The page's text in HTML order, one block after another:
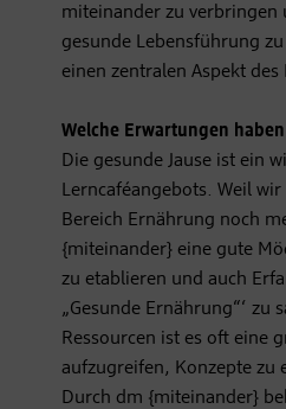
miteinander zu verbringen
gesunde Lebensführung
einen zentralen Aspekt des
Welche Erwartungen
Die gesunde Jause ist ein
Lerncaféangebots. Weil
Bereich Ernährung noch
{miteinander} eine gute
zu etablieren und auch
„Gesunde Ernährung“‘
Ressourcen ist es oft eine
aufzugreifen, Konzepte zu
Durch dm {miteinander}